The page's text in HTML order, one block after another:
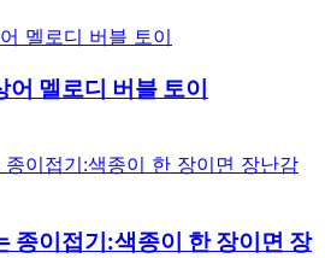
멜로디 버블 토이
종이접기:색종이 한 장이면 장